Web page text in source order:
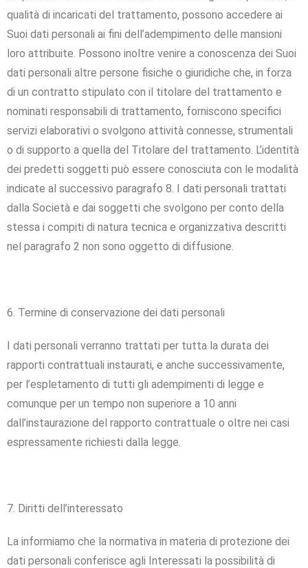
qualità di incaricati del trattamento, possono accedere ai
Suoi dati personali ai fini dell’adempimento delle mansioni
loro attribuite. Possono inoltre venire a conoscenza dei Suoi
dati personali altre persone fisiche o giuridiche che, in forza
di un contratto stipulato con il titolare del trattamento e
nominati responsabili di trattamento, forniscono specifici
servizi elaborativi o svolgono attività connesse, strumentali
o di supporto a quella del Titolare del trattamento. L’identità
dei predetti soggetti può essere conosciuta con le modalità
indicate al successivo paragrafo 8. I dati personali trattati
dalla Società e dai soggetti che svolgono per conto della
stessa i compiti di natura tecnica e organizzativa descritti
nel paragrafo 2 non sono oggetto di diffusione.
6. Termine di conservazione dei dati personali
I dati personali verranno trattati per tutta la durata dei
rapporti contrattuali instaurati, e anche successivamente,
per l’espletamento di tutti gli adempimenti di legge e
comunque per un tempo non superiore a 10 anni
dall’instaurazione del rapporto contrattuale o oltre nei casi
espressamente richiesti dalla legge.
7. Diritti dell’interessato
La informiamo che la normativa in materia di protezione dei
dati personali conferisce agli Interessati la possibilità di